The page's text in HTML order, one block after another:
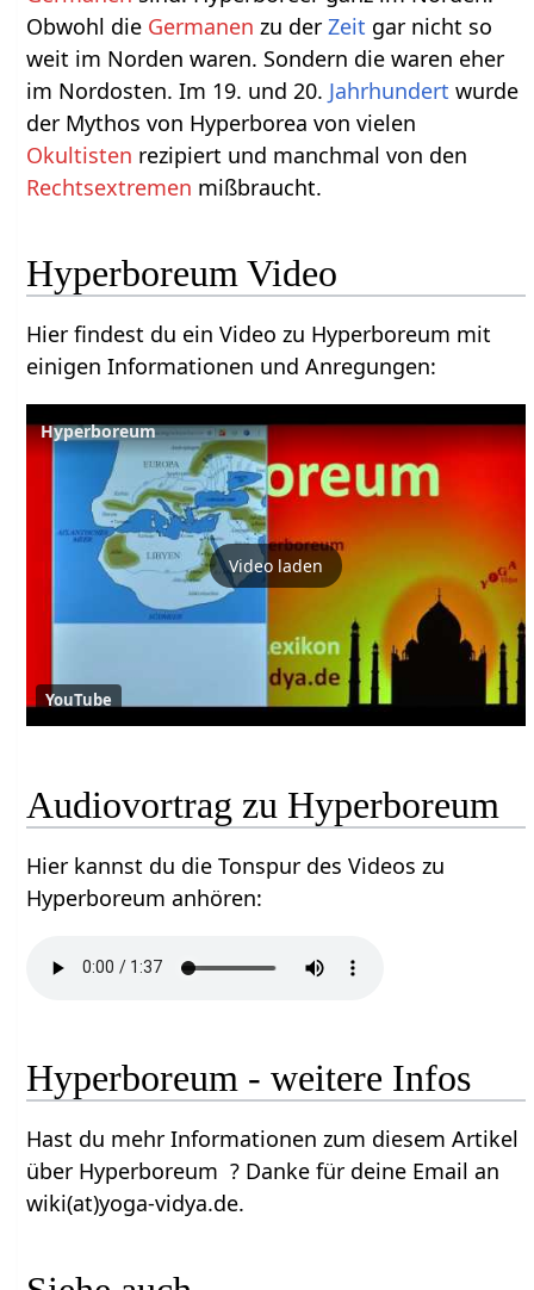
Obwohl die Germanen zu derZeit gar nicht so
weit im Norden waren. Sondern die waren eher
im Nordosten. Im 19. und 20. Jahrhundert wurde
der Mythos von Hyperborea von vielen
Okultisten rezipiert und manchmal von den
Rechtsextremen mißbraucht.
Hyperboreum Video
Hier findest du ein Video zu Hyperboreum mit
einigen Informationen und Anregungen:
Hyperboreum
Video laden
YouTube
Audiovortrag zu Hyperboreum
Hier kannst du die Tonspur des Videos zu
Hyperboreum anhören:
Hyperboreum - weitere Infos
Hast du mehr Informationen zum diesem Artikel
über Hyperboreum ? Danke für deine Email an
wiki(at)yoga-vidya.de.